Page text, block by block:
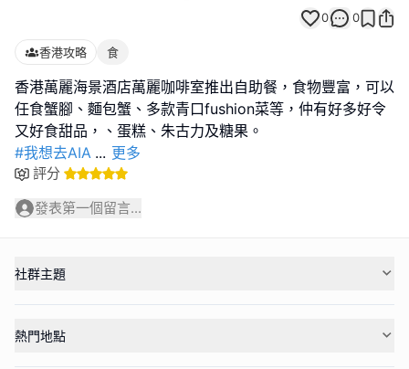
0 0
香港攻略 食
香港萬麗海景酒店萬麗咖啡室推出自助餐，食物豐富，可以
任食蟹腳、麵包蟹、多款青口fushion菜等，仲有好多好令
#我想去AIA ... 更多
評分
發表第一個留言...
社群主題
熱門地點